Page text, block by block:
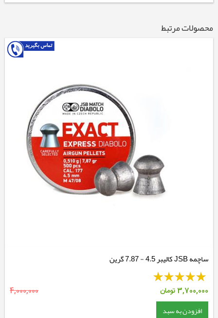
محصولات مرتبط
ساچمه JSB کالیبر 4.5 - 7.87 گرین
3,700,000تومان 4,000,000
افزودن به سبد